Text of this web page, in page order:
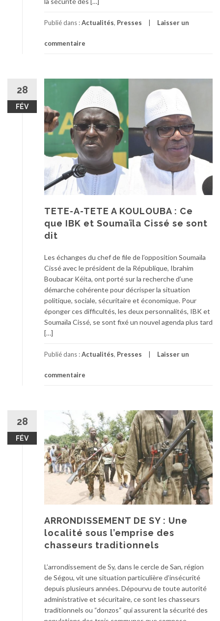
Publié dans :Actualités, Presses Laisser un
commentaire
28
FÉV
TETE-A-TETE A KOULOUBA : Ce
que IBK et Soumaïla Cissé se sont
dit
Les échanges du chef de file de l’opposition Soumaïla
Cissé avec le président de la République, Ibrahim
Boubacar Kéita, ont porté sur la recherche d’une
démarche cohérente pour décrisper la situation
politique, sociale, sécuritaire et économique. Pour
éponger ces difficultés, les deux personnalités, IBK et
Soumaïla Cissé, se sont fixé un nouvel agenda plus tard
[…]
Publié dans :Actualités, Presses Laisser un
commentaire
28
FÉV
ARRONDISSEMENT DE SY : Une
localité sous l’emprise des
chasseurs traditionnels
L’arrondissement de Sy, dans le cercle de San, région
de Ségou, vit une situation particulière d’insécurité
depuis plusieurs années. Dépourvu de toute autorité
administrative et sécuritaire, ce sont les chasseurs
traditionnels ou “donzos“ qui assurent la sécurité des